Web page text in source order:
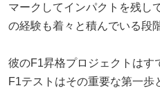
マークしてインパクトを残し
の経験も着々と積んでいる段
彼のF1昇格プロジェクトはす
F1テストはその重要な第一歩